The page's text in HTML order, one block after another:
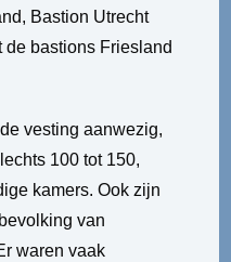
Bastion Utrecht
de bastions Friesland
vesting aanwezig,
100 tot 150,
kamers. Ook zijn
van
waren vaak